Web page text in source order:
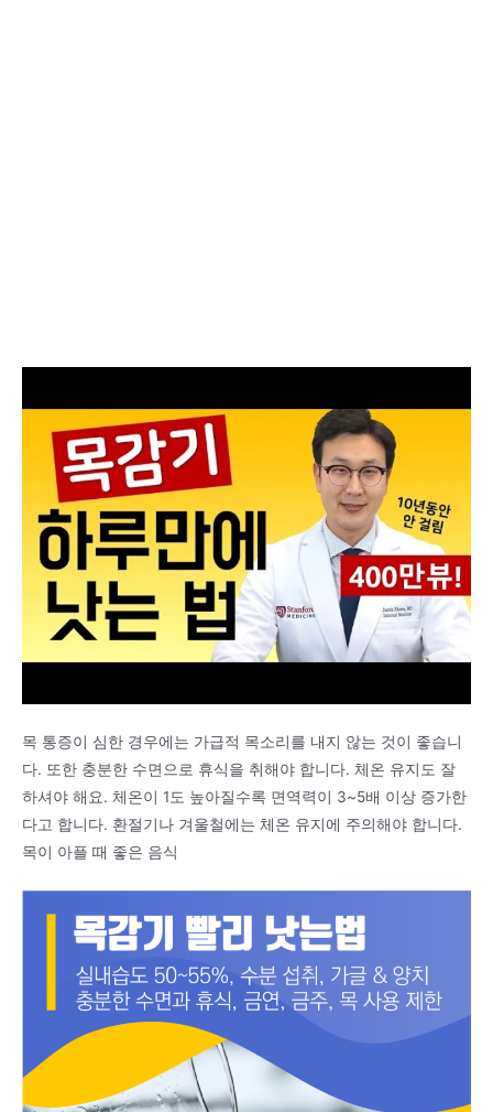
목 통증이 심한 경우에는 가급적 목소리를 내지 않는 것이 좋습니
다. 또한 충분한 수면으로 휴식을 취해야 합니다. 체온 유지도 잘
하셔야 해요. 체온이 1도 높아질수록 면역력이 3~5배 이상 증가한
다고 합니다. 환절기나 겨울철에는 체온 유지에 주의해야 합니다.
목이 아플 때 좋은 음식